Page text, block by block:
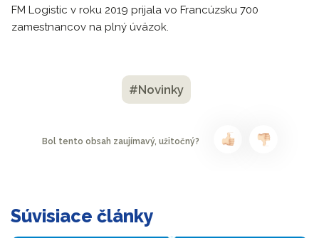
FM Logistic v roku 2019 prijala vo Francúzsku 700
zamestnancov na plný úväzok.
#Novinky
Bol tento obsah zaujímavý, užitočný?
Súvisiace články